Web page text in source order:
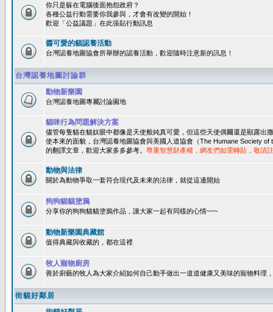
你只是躲在電腦後面抱怨政府？
各種公益行動需要你我參與，才會有改變的開始！
歡迎「公益議題」在此張貼行動訊息
醬可愛的貓認養活動
台灣認養地圖協會所舉辦的認養活動，歡迎隨時注意新的訊息！
台灣認養地圖討論群
動物新樂園
台灣認養地圖專屬討論園地
貓咪行為問題解決方案
儘管每隻貓在貓奴眼中都像是天使般純真可愛，但這些天使偶爾還是顯露出
使本來的面貌，台灣認養地圖協會與美國人道協會（The Humane Society
的翻譯文章，歡迎大家多多參考。 尊重智慧財產權，網友們如需轉貼，敬請
動物與法律
關於為動物爭取一套符合現代及未來的法律，就從這邊開始
狗狗貓貓塗鴉
分享你的狗狗貓貓塗鴉作品，讓大家一起有同樣的心情~~~
動物新樂園典藏館
值得典藏與收藏的，都在這裡
牧人寵物廚房
善於廚藝的牧人為大家介紹如何自己動手做出一道道健康又美味的寵物料理
街貓好鄰居